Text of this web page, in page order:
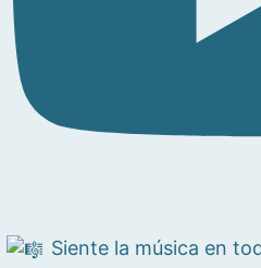
Siente la música en